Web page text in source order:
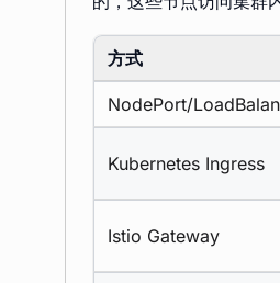
方式
NodePort/
Kubernetes Ingress
Istio Gateway